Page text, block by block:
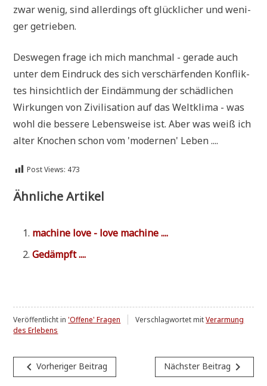
zwar wenig, sind aller­dings oft glück­li­cher und weni­
ger getrieben.
Des­we­gen fra­ge ich mich manch­mal - gera­de auch
unter dem Ein­druck des sich ver­schär­fen­den Kon­flik­
tes hin­sicht­lich der Ein­däm­mung der schäd­li­chen
Wir­kun­gen von Zivi­li­sa­ti­on auf das Welt­kli­ma - was
wohl die bes­se­re Lebens­wei­se ist. Aber was weiß ich
alter Kno­chen schon vom 'moder­nen' Leben ....
Post Views: 473
Ähnliche Artikel
machi­ne love - love machine ....
Gedämpft ....
Veröffentlicht in'Offene' Fragen Verschlagwortet mitVerarmung
des Erlebens
Beitragsnavigation
navigate_beforeVorheriger Beitrag Nächster Beitrag navigate_next